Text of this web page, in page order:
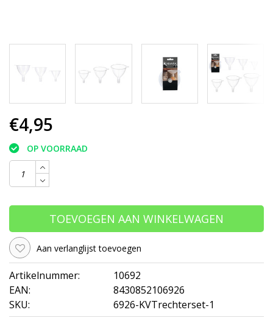
€4,95
OP VOORRAAD
TOEVOEGEN AAN WINKELWAGEN
Aan verlanglijst toevoegen
Artikelnummer:
10692
EAN:
8430852106926
SKU:
6926-KVTrechterset-1